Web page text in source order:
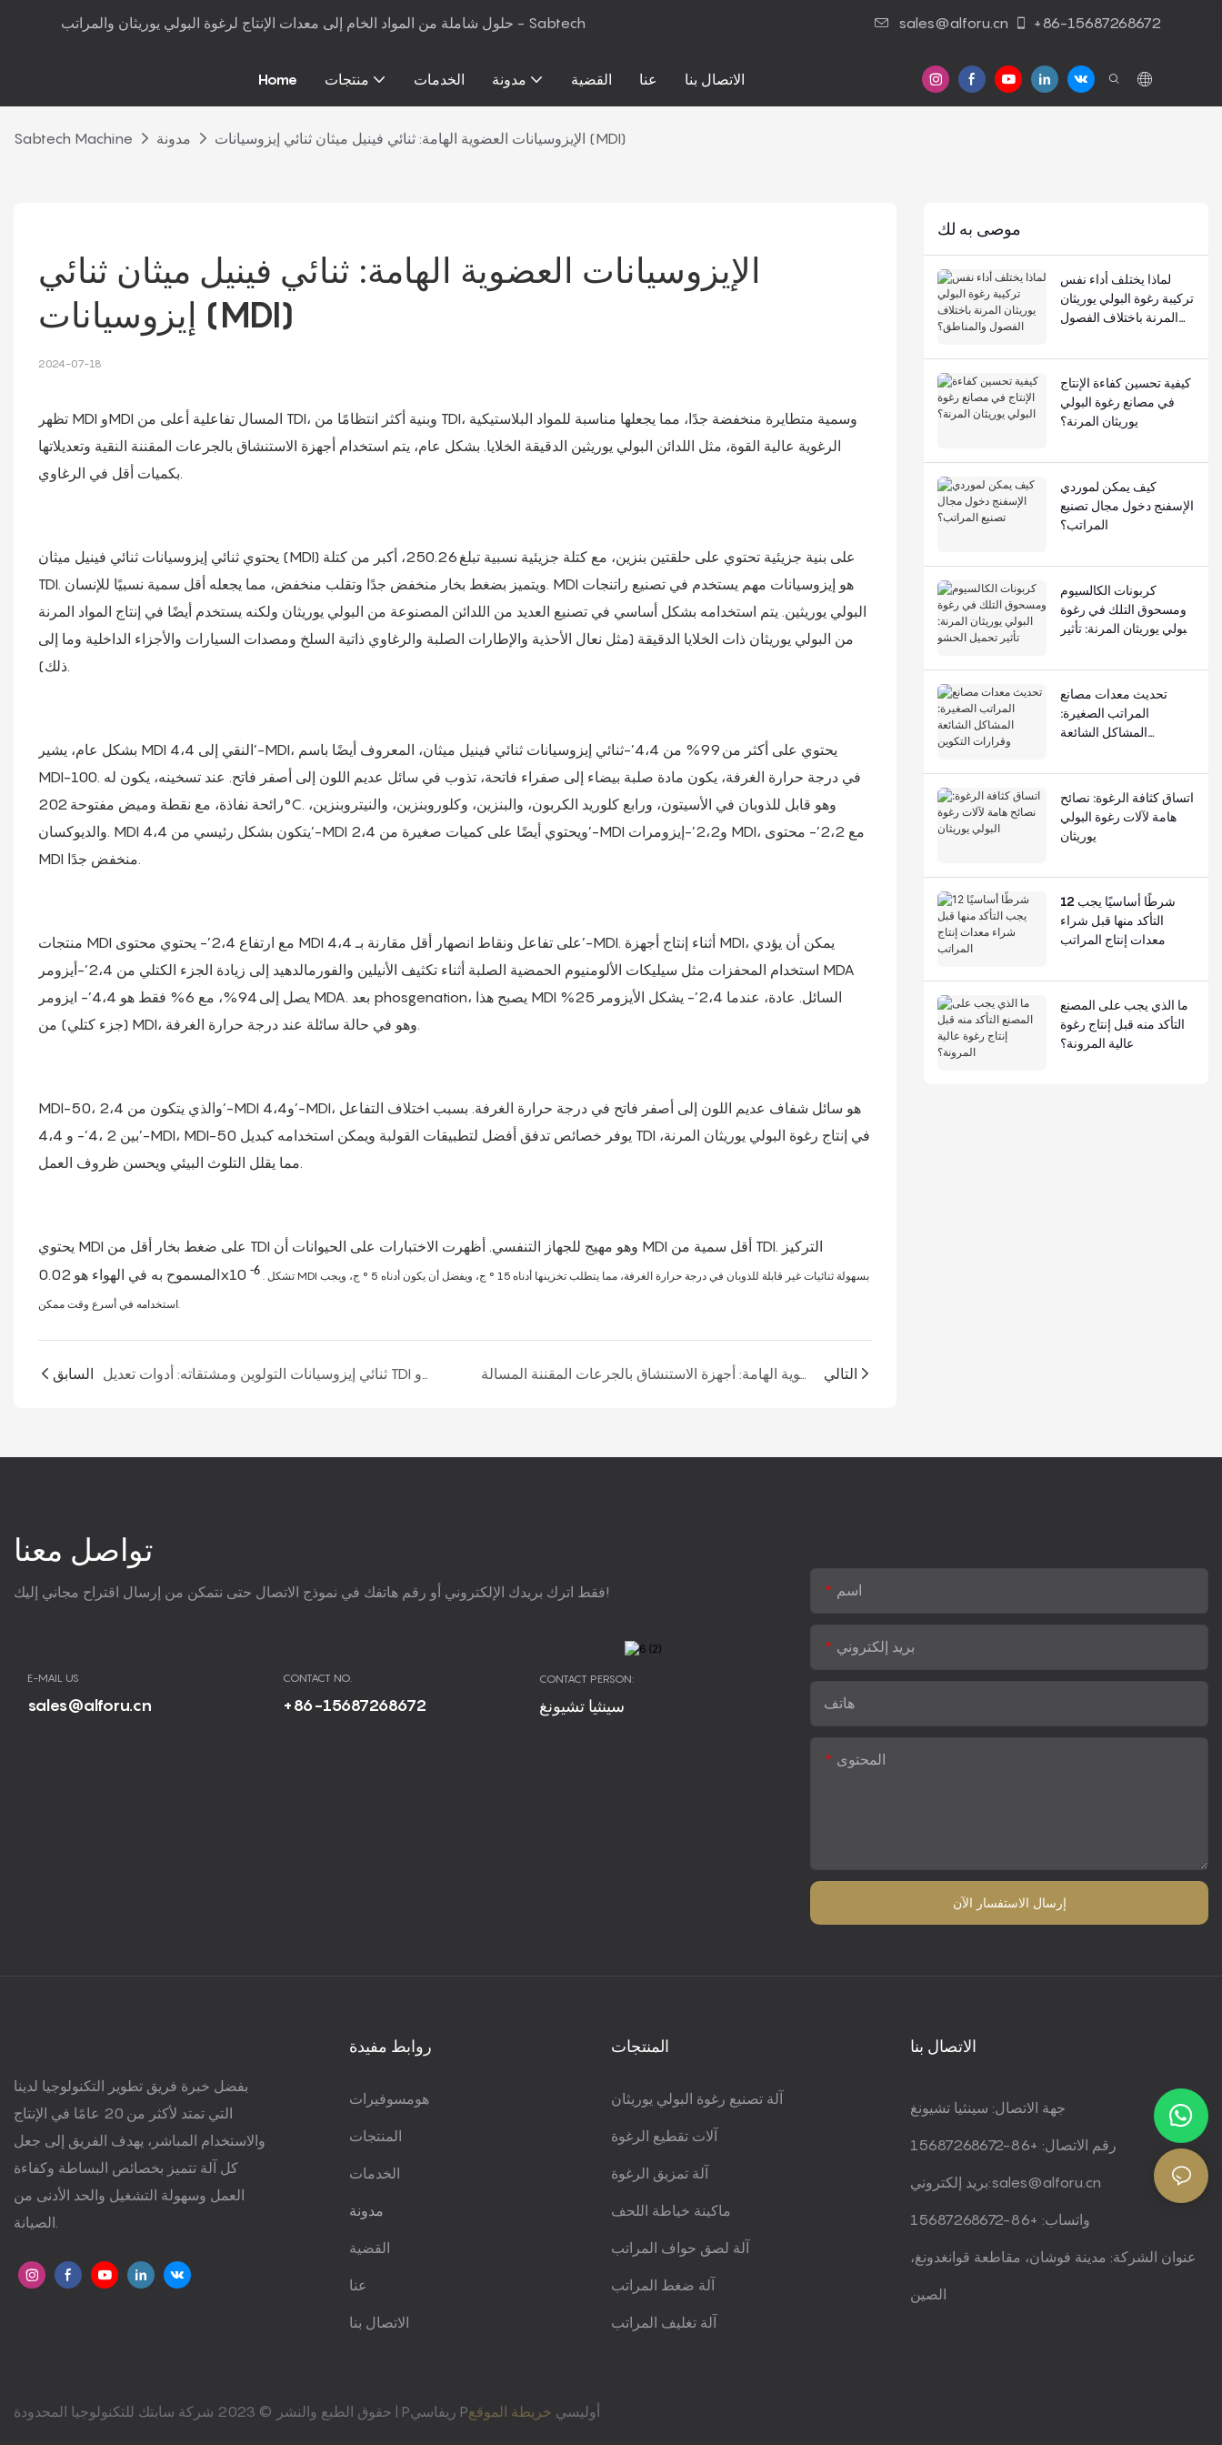
حلول شاملة من المواد الخام إلى معدات الإنتاج لرغوة البولي يوريثان والمراتب - Sabtech sales@alforu.cn +86-15687268672
Home منتجات الخدمات مدونة القضية عنا الاتصال بنا
Sabtech Machine مدونة الإيزوسيانات العضوية الهامة: ثنائي فينيل ميثان ثنائي إيزوسيانات (MDI)
الإيزوسيانات العضوية الهامة: ثنائي فينيل ميثان ثنائي
إيزوسيانات (MDI)
2024-07-18
تظهر MDI وMDI المسال تفاعلية أعلى من TDI، وبنية أكثر انتظامًا من TDI، وسمية متطايرة منخفضة جدًا، مما يجعلها مناسبة للمواد البلاستيكية
الرغوية عالية القوة، مثل اللدائن البولي يوريثين الدقيقة الخلايا. بشكل عام، يتم استخدام أجهزة الاستنشاق بالجرعات المقننة النقية وتعديلاتها
بكميات أقل في الرغاوي.
يحتوي ثنائي إيزوسيانات ثنائي فينيل ميثان (MDI) على بنية جزيئية تحتوي على حلقتين بنزين، مع كتلة جزيئية نسبية تبلغ 250.26، أكبر من كتلة
TDI. ويتميز بضغط بخار منخفض جدًا وتقلب منخفض، مما يجعله أقل سمية نسبيًا للإنسان. MDI هو إيزوسيانات مهم يستخدم في تصنيع راتنجات
البولي يوريثين. يتم استخدامه بشكل أساسي في تصنيع العديد من اللدائن المصنوعة من البولي يوريثان ولكنه يستخدم أيضًا في إنتاج المواد المرنة
من البولي يوريثان ذات الخلايا الدقيقة (مثل نعال الأحذية والإطارات الصلبة والرغاوي ذاتية السلخ ومصدات السيارات والأجزاء الداخلية وما إلى
ذلك).
بشكل عام، يشير MDI النقي إلى 4،4’-MDI، يحتوي على أكثر من 99% من 4،4’-ثنائي إيزوسيانات ثنائي فينيل ميثان، المعروف أيضًا باسم
MDI-100. في درجة حرارة الغرفة، يكون مادة صلبة بيضاء إلى صفراء فاتحة، تذوب في سائل عديم اللون إلى أصفر فاتح. عند تسخينه، يكون له
رائحة نفاذة، مع نقطة وميض مفتوحة 202°C. وهو قابل للذوبان في الأسيتون، ورابع كلوريد الكربون، والبنزين، وكلوروبنزين، والنيتروبنزين،
والديوكسان. MDI يتكون بشكل رئيسي من 4،4’-MDI ويحتوي أيضًا على كميات صغيرة من 2،4’-MDI و2،2’-إيزومرات MDI، مع 2،2’- محتوى
MDI منخفض جدًا.
منتجات MDI مع ارتفاع 2،4’- يحتوي محتوى MDI على تفاعل ونقاط انصهار أقل مقارنة بـ 4،4’-MDI. أثناء إنتاج أجهزة MDI، يمكن أن يؤدي
استخدام المحفزات مثل سيليكات الألومنيوم الحمضية الصلبة أثناء تكثيف الأنيلين والفورمالدهيد إلى زيادة الجزء الكتلي من 2،4’-أيزومر MDA
يصل إلى 94%، مع 6% فقط هو 4،4’- ايزومر MDA. بعد phosgenation، يصبح هذا MDI السائل. عادة، عندما 2،4’- يشكل الأيزومر 25%
(جزء كتلي) من MDI، وهو في حالة سائلة عند درجة حرارة الغرفة.
MDI-50، والذي يتكون من 2،4’-MDI و4،4’-MDI، هو سائل شفاف عديم اللون إلى أصفر فاتح في درجة حرارة الغرفة. بسبب اختلاف التفاعل
بين 2 ،4’- و 4،4’-MDI، MDI-50 يوفر خصائص تدفق أفضل لتطبيقات القولبة ويمكن استخدامه كبديل TDI في إنتاج رغوة البولي يوريثان المرنة،
مما يقلل التلوث البيئي ويحسن ظروف العمل.
يحتوي MDI على ضغط بخار أقل من TDI وهو مهيج للجهاز التنفسي. أظهرت الاختبارات على الحيوانات أن MDI أقل سمية من TDI. التركيز
المسموح به في الهواء هو 0.02x10 -6 . تشكل MDI بسهولة ثنائيات غير قابلة للذوبان في درجة حرارة الغرفة، مما يتطلب تخزينها أدناه 15 ° ج، ويفضل أن يكون أدناه 5 ° ج، ويجب
استخدامه في أسرع وقت ممكن.
السابق ثنائي إيزوسيانات التولوين ومشتقاته: أدوات تعديل TDI وTDI الإيزوسيانات العضوية الهامة: أجهزة الاستنشاق بالجرعات المقننة المسالة التالي
موصى به لك
لماذا يختلف أداء نفس
تركيبة رغوة البولي يوريثان
المرنة باختلاف الفصول
كيفية تحسين كفاءة الإنتاج
في مصانع رغوة البولي
يوريثان المرنة؟
كيف يمكن لموردي
الإسفنج دخول مجال تصنيع
المراتب؟
كربونات الكالسيوم
ومسحوق التلك في رغوة
البولي يوريثان المرنة: تأثير
تحديث معدات مصانع
المراتب الصغيرة:
المشاكل الشائعة
اتساق كثافة الرغوة: نصائح
هامة لآلات رغوة البولي
يوريثان
12 شرطًا أساسيًا يجب
التأكد منها قبل شراء
معدات إنتاج المراتب
ما الذي يجب على المصنع
التأكد منه قبل إنتاج رغوة
عالية المرونة؟
تواصل معنا
فقط اترك بريدك الإلكتروني أو رقم هاتفك في نموذج الاتصال حتى نتمكن من إرسال اقتراح مجاني إليك!
E-MAIL US
sales@alforu.cn
CONTACT NO.
+86-15687268672
CONTACT PERSON:
سينثيا تشيونغ
اسم
بريد إلكتروني
هاتف
المحتوى
إرسال الاستفسار الآن
بفضل خبرة فريق تطوير التكنولوجيا لدينا
التي تمتد لأكثر من 20 عامًا في الإنتاج
والاستخدام المباشر، يهدف الفريق إلى جعل
كل آلة تتميز بخصائص البساطة وكفاءة
العمل وسهولة التشغيل والحد الأدنى من
روابط مفيدة
هومسوفيرات
المنتجات
الخدمات
مدونة
القضية
عنا
الاتصال بنا
المنتجات
آلة تصنيع رغوة البولي يوريثان
آلات تقطيع الرغوة
آلة تمزيق الرغوة
ماكينة خياطة اللحف
آلة لصق حواف المراتب
آلة ضغط المراتب
آلة تغليف المراتب
الاتصال بنا
جهة الاتصال: سينثيا تشيونغ
رقم الاتصال: +86-15687268672
بريد إلكتروني:sales@alforu.cn
واتساب: +86-15687268672
عنوان الشركة: مدينة فوشان، مقاطعة قوانغدونغ،
الصين
حقوق الطبع والنشر © 2023 شركة سابتك للتكنولوجيا المحدودة | Pريفاسي Pأوليسي خريطة الموقع